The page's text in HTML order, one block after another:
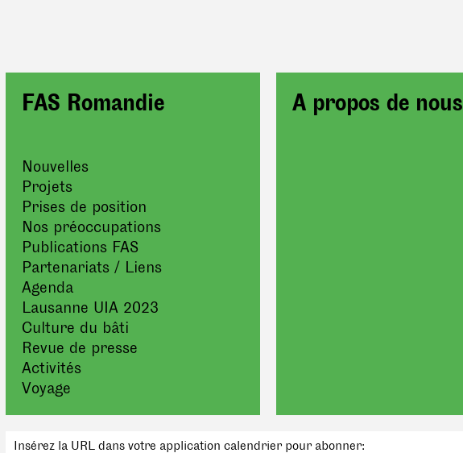
FAS Romandie
Nouvelles
Projets
Prises de position
Nos préoccupations
Publications FAS
Partenariats / Liens
Agenda
Lausanne UIA 2023
Culture du bâti
Revue de presse
Activités
Voyage
A propos de nous
Insérez la URL dans votre application calendrier pour abonner: